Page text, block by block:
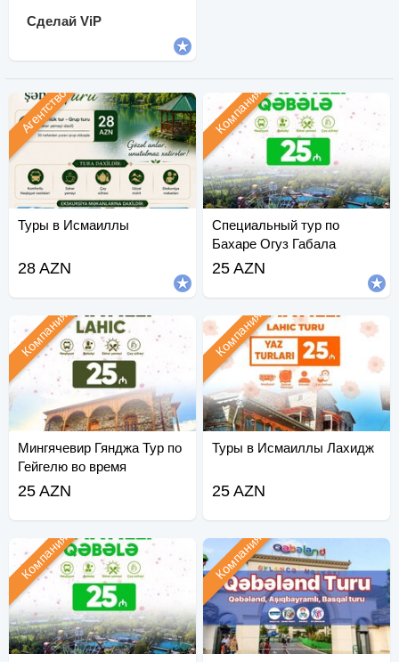
Сделай ViP
Туры в Исмаиллы
Агентство
28 AZN
Специальный тур по
Бахаре Огуз Габала
Компания
25 AZN
Мингячевир Гянджа Тур по
Гейгелю во время
Рамадана
Компания
25 AZN
Туры в Исмаиллы Лахидж
Компания
25 AZN
Компания Компания